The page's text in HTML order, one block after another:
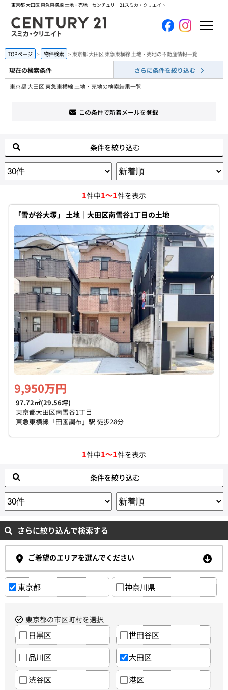
東京都 大田区 東急東横線 土地・売地｜センチュリー21スミカ・クリエイト
ホーム
当社について
買いたい
コンテンツ
会員メニュー
個人情報保護の取扱い 会員規約 サイトマップ
TOPページ 物件検索 東京都 大田区 東急東横線 土地・売地の不動産情報一覧
現在の検索条件 さらに条件を絞り込む
東京都 大田区 東急東横線 土地・売地の検索結果一覧
この条件で新着メールを登録
条件を絞り込む
1件中1～1件を表示
「雪が谷大塚」 土地｜大田区南雪谷1丁目の土地
9,950万円
97.72㎡(29.56坪)
東京都大田区南雪谷1丁目
東急東横線「田園調布」駅 徒歩28分
1件中1～1件を表示
条件を絞り込む
さらに絞り込んで検索する
ご希望のエリアを選んでください
東京都 神奈川県
東京都の市区町村を選択
目黒区 世田谷区
品川区 大田区
渋谷区 港区